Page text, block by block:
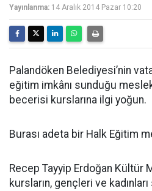
Yayınlanma: 14 Aralık 2014 Pazar 10:20
Palandöken Belediyesi’nin
eğitim imkânı sunduğu
becerisi kurslarına ilgi yoğun.
Burası adeta bir Halk Eğitim
Recep Tayyip Erdoğan Kültür
kursların, gençleri ve